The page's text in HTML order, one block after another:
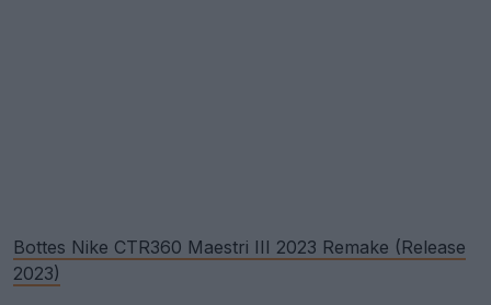
Bottes Nike CTR360 Maestri III 2023 Remake (Release
2023)